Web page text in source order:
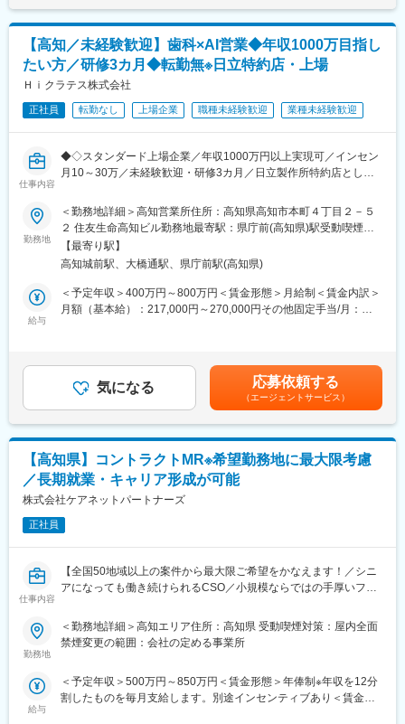
■入社後の教育体制
現場社員のOJTを予定しております。
■組織構成
40代の方も多くご活躍いただけております！
育産休なども取りやすい環境で20~50代と様々な年齢層の方が勤
務しております！また中途採用の方が多いため安心してご入社い
ただけます！
当社は、地域に根差した薬局を20年以上にわたり運営しており、
現在グループ2社で県下に9店舗の調剤薬局があります。皆がいき
いきと働ける、風通しの良い家庭的な職場環境を心掛けていま
す。
変更の範囲：会社の定める業務
【高知／未経験歓迎】歯科×AI営業◆年収1000万目指し
たい方／研修3カ月◆転勤無※日立特約店・上場
Ｈｉクラテス株式会社
正社員 転勤なし 上場企業 職種未経験歓迎 業種未経験歓迎
仕事内容
◆◇スタンダード上場企業／年収1000万円以上実現可／インセン
月10～30万／未経験歓迎・研修3カ月／日立製作所特約店として
倒的に稼ぎたい方へ◆◇
■業務内容
医療×AIソリューション営業
・顧客の業務効率を高めるシステム提案（BtoB営業）
・システムの操作説明、サポート、新規システムの導入提案
・顧客からの依頼・要望等のヒアリング
案営業を行います。
会社の方針として「サポートなくして販売なし」を掲げており、
営業がアフターフォローまで深く関与します。
す。
■メイン商材
・AI・音声入力対応の歯科電子カルテ統合システム
（電子カルテ、レセプト、画像管理、患者説明などを統合管理）
・AI・音声対応の歯周病検査システム
・その他オプション製品
■入社後の流れ：
入社後3ヶ月程度は同社の宿泊研修施設「セミナーハウス」にて研
いただきます。
3ヶ月の研修後も先輩社員がしっかりとサポートいたしますので安
■インセンティブ：
勤務地
＜勤務地詳細＞高知営業所住所：高知県高知市本町４丁目２－５
２ 住友生命高知ビル勤務地最寄駅：県庁前(高知県)駅受動喫煙対
策：屋内全面禁煙変更の範囲：会社の定める事業所
【最寄り駅】
高知城前駅、大橋通駅、県庁前駅(高知県)
給与
＜予定年収＞400万円～800万円＜賃金形態＞月給制＜賃金内訳＞
月額（基本給）：217,000円～270,000円その他固定手当/月：
業手当＞有＜給与補足＞※上記年収条件はあくまで目安であり、ス
キルによってはこれ以上に上がる可能性があります。■昇給：1ヶ
月あたり5,000円／月（過去実績）■賞与：年3回、60万円～450万
円（過去実績）賃金はあくまでも目安の金額であり、選考を通じ
て上下する可能性があります。月給(月額)は固定手当を含めた表記
です。
気になる 応募依頼する
（エージェントサービス）
【高知県】コントラクトMR※希望勤務地に最大限考慮
／長期就業・キャリア形成が可能
株式会社ケアネットパートナーズ
正社員
仕事内容
【全国50地域以上の案件から最大限ご希望をかなえます！／シニ
アになっても働き続けられるCSO／小規模ならではの手厚いフォ
■業務内容
PJT期間は1年～3年で、MRの資格・経験をお持ちの方であればご
活躍いただけます。
勤務地
＜勤務地詳細＞高知エリア住所：高知県 受動喫煙対策：屋内全面
禁煙変更の範囲：会社の定める事業所
給与
＜予定年収＞500万円～850万円＜賃金形態＞年俸制※年収を12分
割したものを毎月支給します。別途インセンティブあり＜賃金内